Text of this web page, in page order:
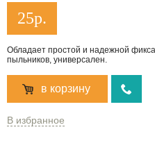
25р.
Обладает простой и надежной
пыльников, универсален.
в корзину
В избранное